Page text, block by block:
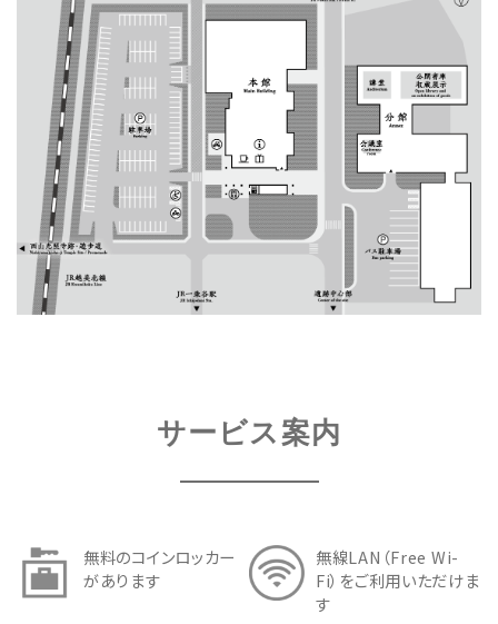
サービス案内
無料のコインロッカー
があります
無線LAN（Free Wi-
Fi）をご利用いただけま
す